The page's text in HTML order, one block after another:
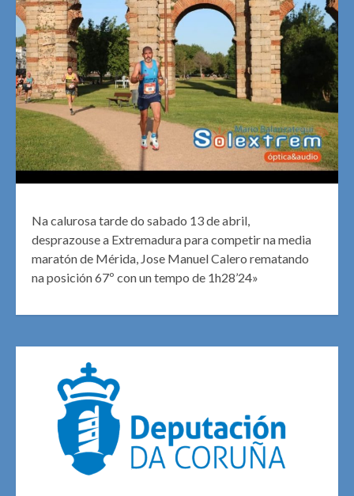
Na calurosa tarde do sabado 13 de abril,
desprazouse a Extremadura para competir na media
maratón de Mérida, Jose Manuel Calero rematando
na posición 67º con un tempo de 1h28’24»